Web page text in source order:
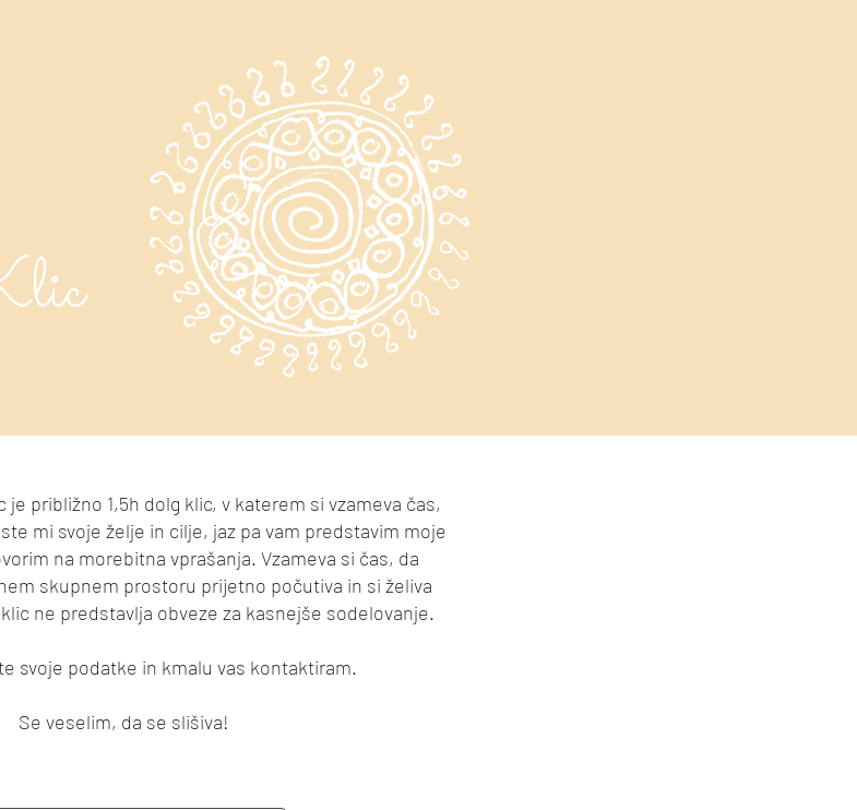
je približno 1,5h dolg klic, v katerem si vzameva čas,
mi svoje želje in cilje, jaz pa vam predstavim moje
na morebitna vprašanja. Vzameva si čas, da
skupnem prostoru prijetno počutiva in si želiva
ne predstavlja obveze za kasnejše sodelovanje.
svoje podatke in kmalu vas kontaktiram.
Se veselim, da se slišiva!